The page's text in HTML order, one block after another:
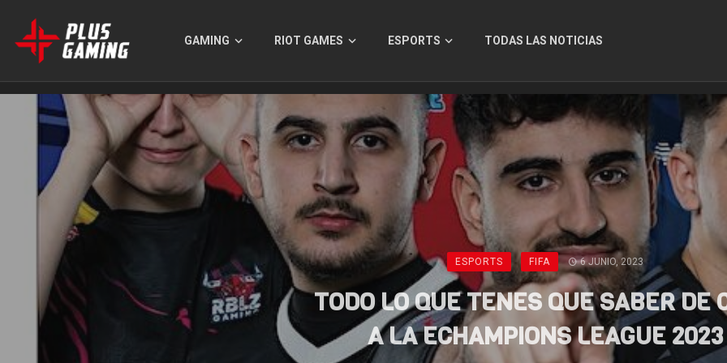
GAMING RIOT GAMES ESPORTS TODAS LAS NOTICIAS
ESPORTS FIFA 6 JUNIO, 2023
TODO LO QUE TENES QUE SABER DE
A LA ECHAMPIONS LEAGUE 2023